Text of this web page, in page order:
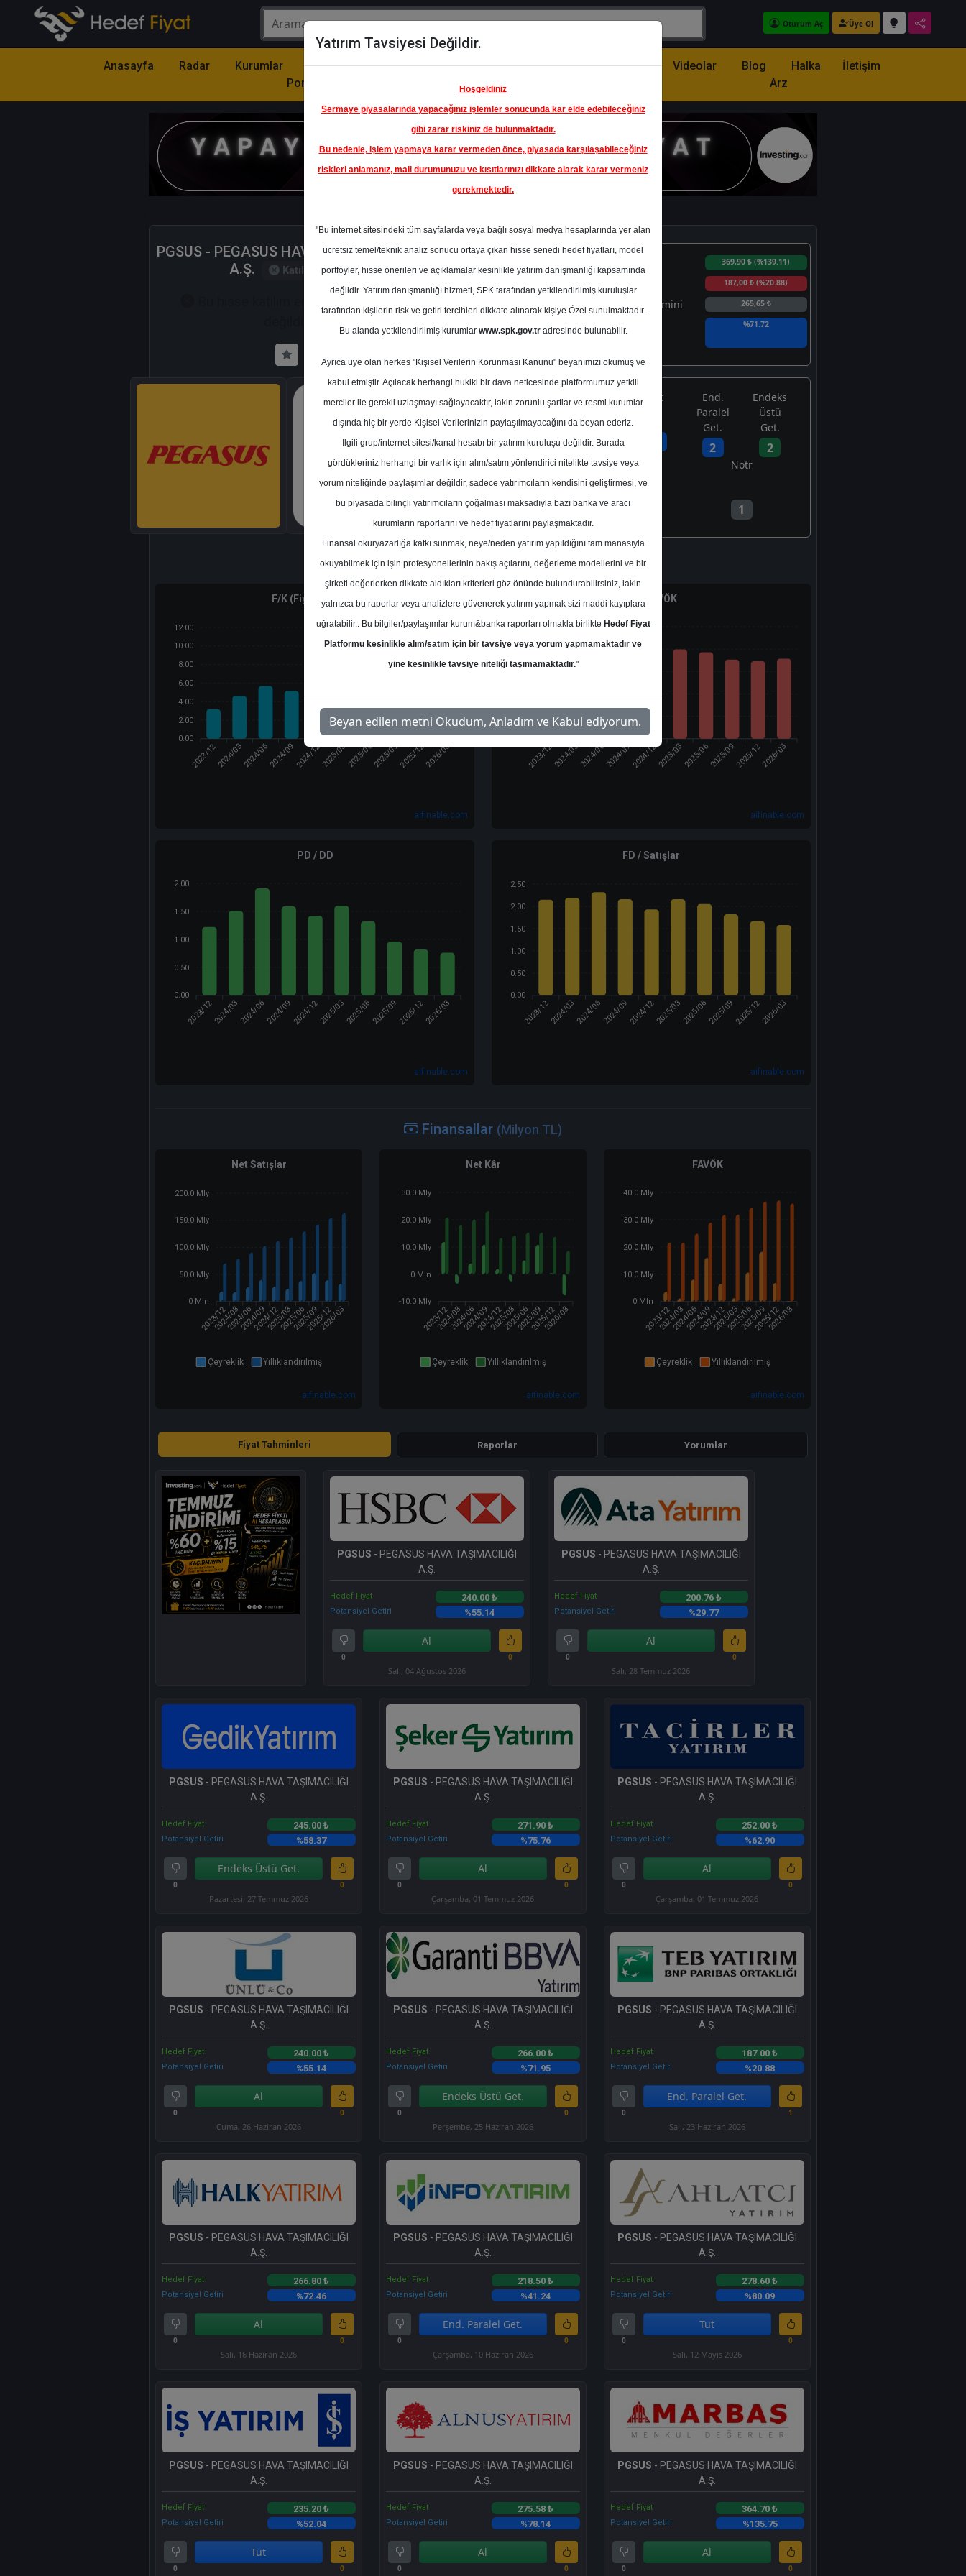
Oturum Aç Üye Ol
Anasayfa Radar Kurumlar
Model
Portföy
Hisse
Öne
Çıkanlar
Raporlar Partnerlerimiz Videolar Blog
Halka
Arz
İletişim
PGSUS - PEGASUS HAVA TAŞIMACILIĞI
A.Ş.
Katılım Dışı
En Yüksek Tahmin 369,90 ₺(%139.11)
En Düşük Tahmin 187,00 ₺(%20.88)
Ortalama Fiyat Tahmini 265,65 ₺
Ortalama Getiri
%71.72
Kurum Sayısı
19
Al
9
Tut
End.
Paralel
Get.
2
Endeks
Üstü
Get.
2
Tavsiye Yok
2
Nötr
1
Çarpanlar
F/K (Fiyat/Kazanç)
12.00
10.00
8.00
6.00
4.00
2.00
0.00
2023/122024/032024/062024/092024/122025/032025/062025/092025/122026/03
aifinable.com
FD / FAVÖK
10.00
8.00
6.00
4.00
2.00
2023/122024/032024/062024/092024/122025/032025/062025/092025/122026/03
aifinable.com
PD / DD
2.00
1.50
1.00
0.50
0.00
2023/122024/032024/062024/092024/122025/032025/062025/092025/122026/03
aifinable.com
FD / Satışlar
2.50
2.00
1.50
1.00
0.50
0.00
2023/122024/032024/062024/092024/122025/032025/062025/092025/122026/03
aifinable.com
Finansallar (Milyon TL)
Net Satışlar
200.0 Mly
150.0 Mly
100.0 Mly
50.0 Mly
0 Mln
2023/12
2024/032024/062024/092024/122025/032025/062025/092025/12
2026/03
Çeyreklik Yıllıklandırılmış
aifinable.com
Net Kâr
30.0 Mly
20.0 Mly
10.0 Mly
0 Mln
-10.0 Mly
2023/12
2024/032024/062024/092024/122025/032025/062025/092025/12
2026/03
Çeyreklik Yıllıklandırılmış
aifinable.com
FAVÖK
40.0 Mly
30.0 Mly
20.0 Mly
10.0 Mly
0 Mln
2023/12
2024/032024/062024/092024/122025/032025/062025/092025/12
2026/03
Çeyreklik Yıllıklandırılmış
aifinable.com
Fiyat Tahminleri Raporlar Yorumlar
PGSUS - PEGASUS HAVA TAŞIMACILIĞI
A.Ş.
Hedef Fiyat 240.00 ₺
Potansiyel Getiri %55.14
0
Al
0
Salı, 04 Ağustos 2026
PGSUS - PEGASUS HAVA TAŞIMACILIĞI
A.Ş.
Hedef Fiyat 200.76 ₺
Potansiyel Getiri %29.77
0
Al
0
Salı, 28 Temmuz 2026
PGSUS - PEGASUS HAVA TAŞIMACILIĞI
A.Ş.
Hedef Fiyat 245.00 ₺
Potansiyel Getiri %58.37
0
Endeks Üstü Get.
0
Pazartesi, 27 Temmuz 2026
PGSUS - PEGASUS HAVA TAŞIMACILIĞI
A.Ş.
Hedef Fiyat 271.90 ₺
Potansiyel Getiri %75.76
0
Al
0
Çarşamba, 01 Temmuz 2026
PGSUS - PEGASUS HAVA TAŞIMACILIĞI
A.Ş.
Hedef Fiyat 252.00 ₺
Potansiyel Getiri %62.90
0
Al
0
Çarşamba, 01 Temmuz 2026
PGSUS - PEGASUS HAVA TAŞIMACILIĞI
A.Ş.
Hedef Fiyat 240.00 ₺
Potansiyel Getiri %55.14
0
Al
0
Cuma, 26 Haziran 2026
PGSUS - PEGASUS HAVA TAŞIMACILIĞI
A.Ş.
Hedef Fiyat 266.00 ₺
Potansiyel Getiri %71.95
0
Endeks Üstü Get.
0
Perşembe, 25 Haziran 2026
PGSUS - PEGASUS HAVA TAŞIMACILIĞI
A.Ş.
Hedef Fiyat 187.00 ₺
Potansiyel Getiri %20.88
0
End. Paralel Get.
1
Salı, 23 Haziran 2026
PGSUS - PEGASUS HAVA TAŞIMACILIĞI
A.Ş.
Hedef Fiyat 266.80 ₺
Potansiyel Getiri %72.46
0
Al
0
Salı, 16 Haziran 2026
PGSUS - PEGASUS HAVA TAŞIMACILIĞI
A.Ş.
Hedef Fiyat 218.50 ₺
Potansiyel Getiri %41.24
0
End. Paralel Get.
0
Çarşamba, 10 Haziran 2026
PGSUS - PEGASUS HAVA TAŞIMACILIĞI
A.Ş.
Hedef Fiyat 278.60 ₺
Potansiyel Getiri %80.09
0
Tut
0
Salı, 12 Mayıs 2026
PGSUS - PEGASUS HAVA TAŞIMACILIĞI
A.Ş.
Hedef Fiyat 235.20 ₺
Potansiyel Getiri %52.04
0
Tut
0
PGSUS - PEGASUS HAVA TAŞIMACILIĞI
A.Ş.
Hedef Fiyat 275.58 ₺
Potansiyel Getiri %78.14
0
Al
0
PGSUS - PEGASUS HAVA TAŞIMACILIĞI
A.Ş.
Hedef Fiyat 364.70 ₺
Potansiyel Getiri %135.75
0
Al
0
Yatırım Tavsiyesi Değildir.
Hoşgeldiniz
Sermaye piyasalarında yapacağınız işlemler sonucunda kar elde edebileceğiniz
gibi zarar riskiniz de bulunmaktadır.
Bu nedenle, işlem yapmaya karar vermeden önce, piyasada karşılaşabileceğiniz
riskleri anlamanız, mali durumunuzu ve kısıtlarınızı dikkate alarak karar vermeniz
gerekmektedir.
"Bu internet sitesindeki tüm sayfalarda veya bağlı sosyal medya hesaplarında yer alan
ücretsiz temel/teknik analiz sonucu ortaya çıkan hisse senedi hedef fiyatları, model
portföyler, hisse önerileri ve açıklamalar kesinlikle yatırım danışmanlığı kapsamında
değildir. Yatırım danışmanlığı hizmeti, SPK tarafından yetkilendirilmiş kuruluşlar
tarafından kişilerin risk ve getiri tercihleri dikkate alınarak kişiye Özel sunulmaktadır.
Bu alanda yetkilendirilmiş kurumlar www.spk.gov.tradresinde bulunabilir.
Ayrıca üye olan herkes "Kişisel Verilerin Korunması Kanunu" beyanımızı okumuş ve
kabul etmiştir. Açılacak herhangi hukiki bir dava neticesinde platformumuz yetkili
merciler ile gerekli uzlaşmayı sağlayacaktır, lakin zorunlu şartlar ve resmi kurumlar
dışında hiç bir yerde Kişisel Verilerinizin paylaşılmayacağını da beyan ederiz.
İlgili grup/internet sitesi/kanal hesabı bir yatırım kuruluşu değildir. Burada
gördükleriniz herhangi bir varlık için alım/satım yönlendirici nitelikte tavsiye veya
yorum niteliğinde paylaşımlar değildir, sadece yatırımcıların kendisini geliştirmesi, ve
bu piyasada bilinçli yatırımcıların çoğalması maksadıyla bazı banka ve aracı
kurumların raporlarını ve hedef fiyatlarını paylaşmaktadır.
Finansal okuryazarlığa katkı sunmak, neye/neden yatırım yapıldığını tam manasıyla
okuyabilmek için işin profesyonellerinin bakış açılarını, değerleme modellerini ve bir
şirketi değerlerken dikkate aldıkları kriterleri göz önünde bulundurabilirsiniz, lakin
yalnızca bu raporlar veya analizlere güvenerek yatırım yapmak sizi maddi kayıplara
uğratabilir.. Bu bilgiler/paylaşımlar kurum&banka raporları olmakla birlikte Hedef Fiyat
Platformu kesinlikle alım/satım için bir tavsiye veya yorum yapmamaktadır ve
yine kesinlikle tavsiye niteliği taşımamaktadır."
Beyan edilen metni Okudum, Anladım ve Kabul ediyorum.